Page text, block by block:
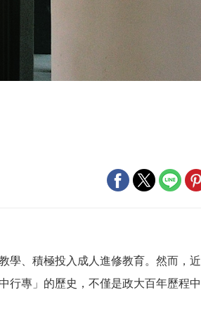
學、積極投入成人進修教育。然而，近
行專」的歷史，不僅是政大百年歷程中